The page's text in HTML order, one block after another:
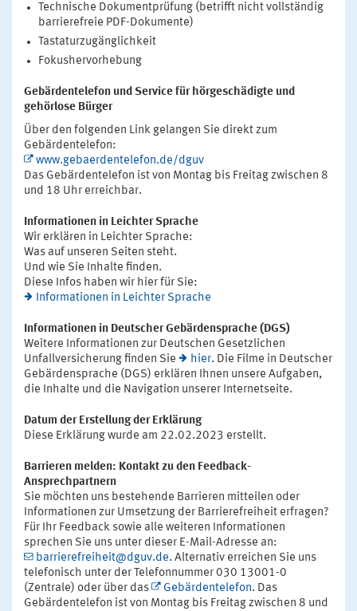
Technische Dokumentprüfung (betrifft nicht vollständig
barrierefreie PDF-Dokumente)
Tastaturzugänglichkeit
Fokushervorhebung
Gebärdentelefon und Service für hörgeschädigte und
gehörlose Bürger
Über den folgenden Link gelangen Sie direkt zum
Gebärdentelefon:
www.gebaerdentelefon.de/dguv
Das Gebärdentelefon ist von Montag bis Freitag zwischen 8
und 18 Uhr erreichbar.
Informationen in Leichter Sprache
Wir erklären in Leichter Sprache:
Was auf unseren Seiten steht.
Und wie Sie Inhalte finden.
Diese Infos haben wir hier für Sie:
Informationen in Leichter Sprache
Informationen in Deutscher Gebärdensprache (DGS)
Weitere Informationen zur Deutschen Gesetzlichen
Unfallversicherung finden Sie
hier. Die Filme in Deutscher
Gebärdensprache (DGS) erklären Ihnen unsere Aufgaben,
die Inhalte und die Navigation unserer Internetseite.
Datum der Erstellung der Erklärung
Diese Erklärung wurde am 22.02.2023 erstellt.
Barrieren melden: Kontakt zu den Feedback-
Ansprechpartnern
Sie möchten uns bestehende Barrieren mitteilen oder
Informationen zur Umsetzung der Barrierefreiheit erfragen?
Für Ihr Feedback sowie alle weiteren Informationen
sprechen Sie uns unter dieser E-Mail-Adresse an:
barrierefreiheit@dguv.de. Alternativ erreichen Sie uns
telefonisch unter der Telefonnummer 030 13001-0
(Zentrale) oder über das
Gebärdentelefon. Das
Gebärdentelefon ist von Montag bis Freitag zwischen 8 und